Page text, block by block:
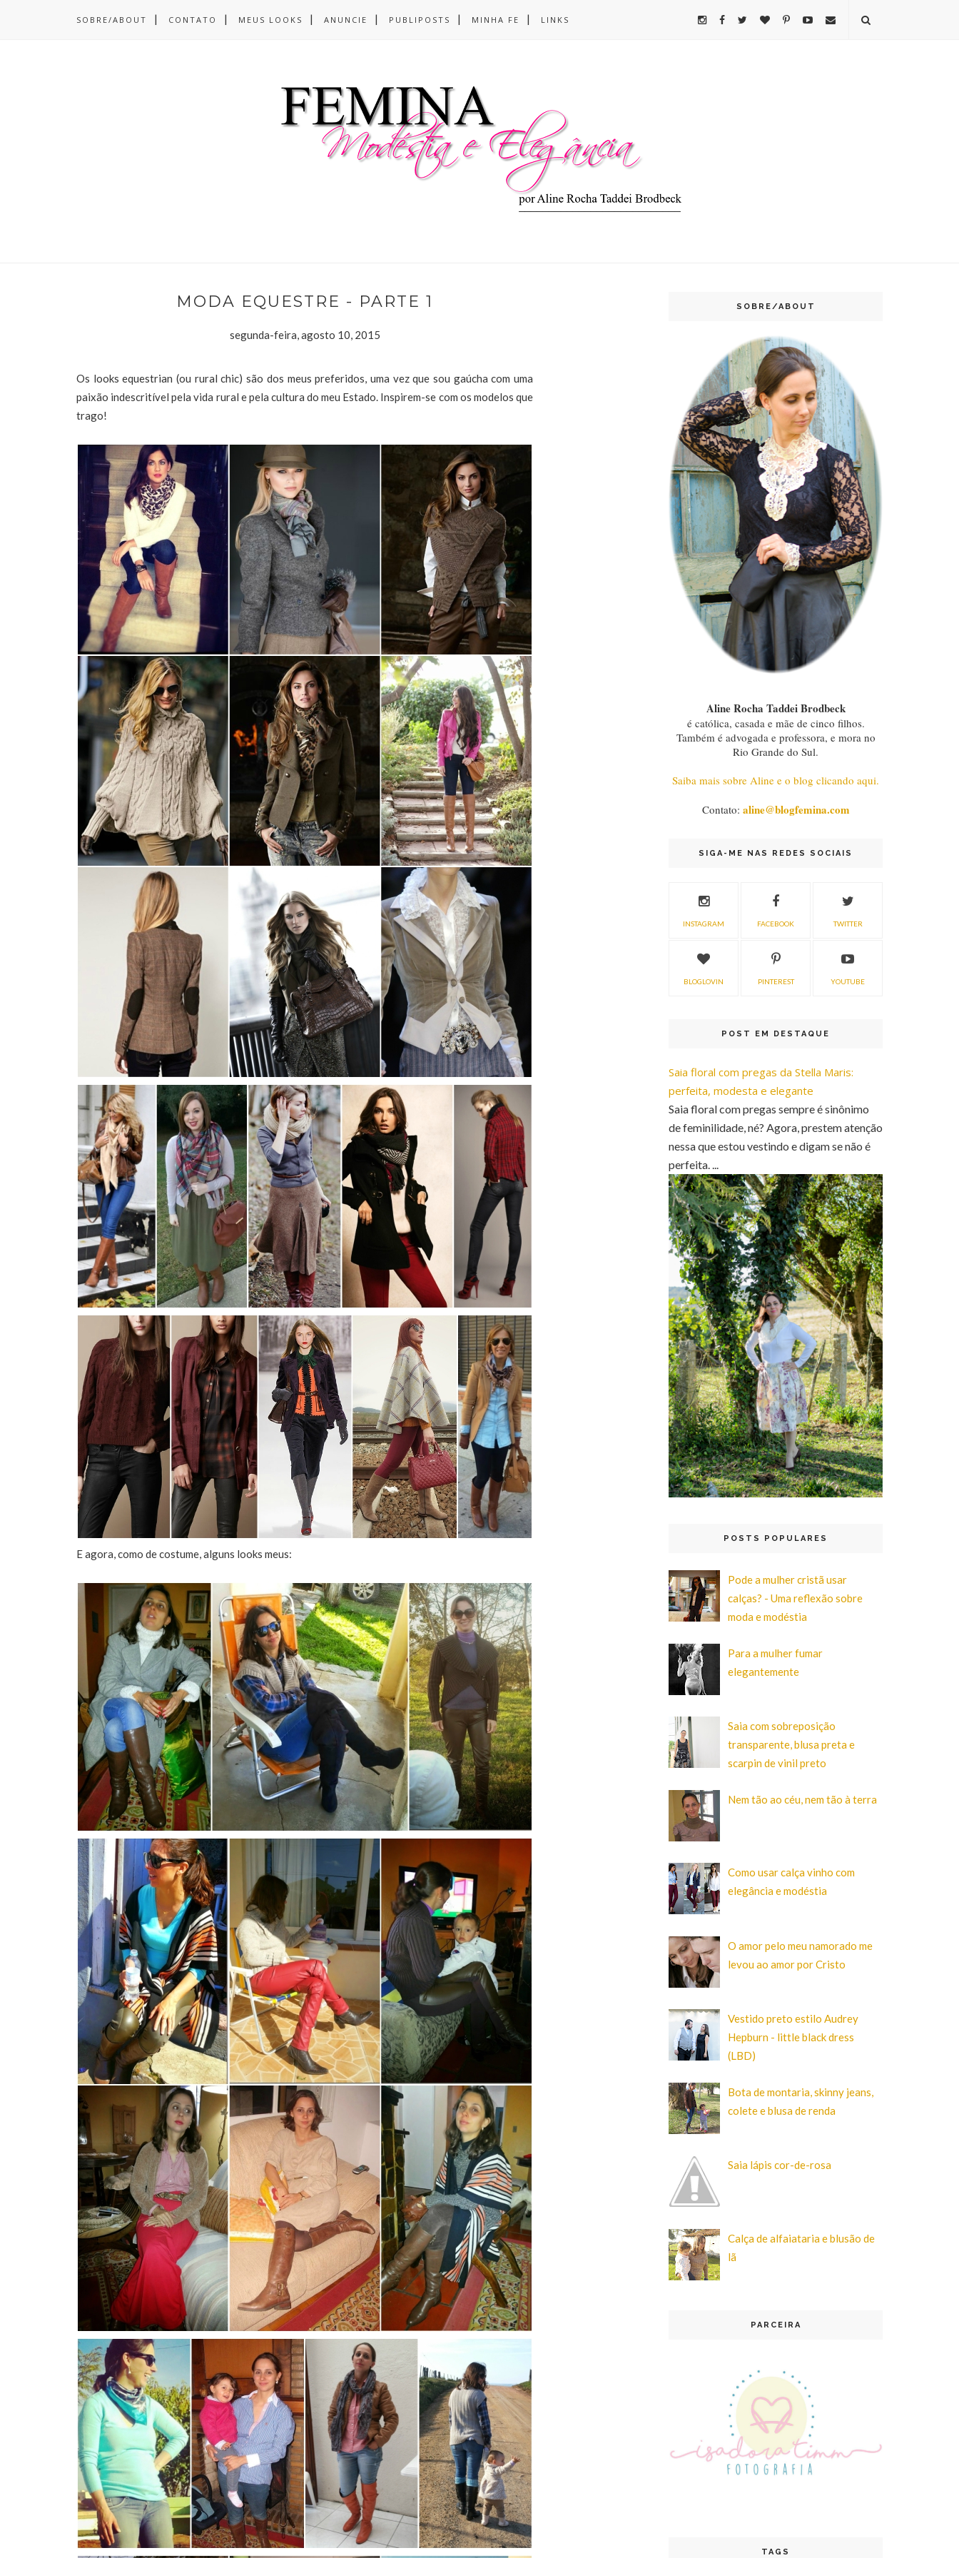
SOBRE/ABOUT CONTATO MEUS LOOKS ANUNCIE PUBLIPOSTS MINHA FE LINKS
MODA EQUESTRE - PARTE 1
segunda-feira, agosto 10, 2015
Os looks equestrian (ou rural chic) são dos meus preferidos, uma vez que sou gaúcha com uma
paixão indescritível pela vida rural e pela cultura do meu Estado. Inspirem-se com os modelos que
trago!
E agora, como de costume, alguns looks meus:
SOBRE/ABOUT
Aline Rocha Taddei Brodbeck
é católica, casada e mãe de cinco filhos.
Também é advogada e professora, e mora no
Rio Grande do Sul.
Saiba mais sobre Aline e o blog clicando aqui.
Contato: aline@blogfemina.com
SIGA-ME NAS REDES SOCIAIS
INSTAGRAM FACEBOOK TWITTER
BLOGLOVIN PINTEREST YOUTUBE
POST EM DESTAQUE
Saia floral com pregas da Stella Maris:
perfeita, modesta e elegante
Saia floral com pregas sempre é sinônimo
de feminilidade, né? Agora, prestem atenção
nessa que estou vestindo e digam se não é
perfeita. ...
POSTS POPULARES
Pode a mulher cristã usar
calças? - Uma reflexão sobre
moda e modéstia
Para a mulher fumar
elegantemente
Saia com sobreposição
transparente, blusa preta e
scarpin de vinil preto
Nem tão ao céu, nem tão à terra
Como usar calça vinho com
elegância e modéstia
O amor pelo meu namorado me
levou ao amor por Cristo
Vestido preto estilo Audrey
Hepburn - little black dress
(LBD)
Bota de montaria, skinny jeans,
colete e blusa de renda
Saia lápis cor-de-rosa
Calça de alfaiataria e blusão de
lã
PARCEIRA
TAGS